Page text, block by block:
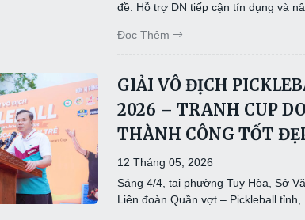
đề: Hỗ trợ DN tiếp cận tín dụng và
Đọc Thêm
GIẢI VÔ ĐỊCH
2026 – TRANH CUP
THÀNH CÔNG TỐT
12 Tháng 05, 2026
Sáng 4/4, tại phường Tuy Hòa, Sở
Liên đoàn Quần vợt – Pickleball